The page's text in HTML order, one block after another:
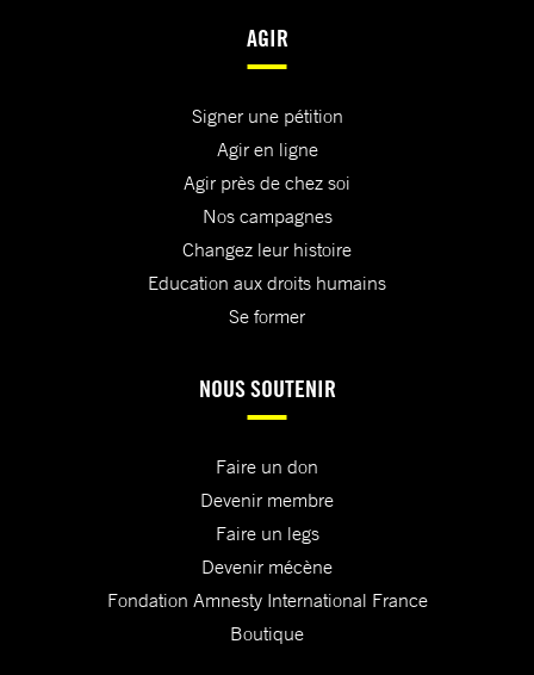
AGIR
Signer une pétition
Agir en ligne
Agir près de chez soi
Nos campagnes
Changez leur histoire
Education aux droits humains
Se former
NOUS SOUTENIR
Faire un don
Devenir membre
Faire un legs
Devenir mécène
Fondation Amnesty International France
Boutique